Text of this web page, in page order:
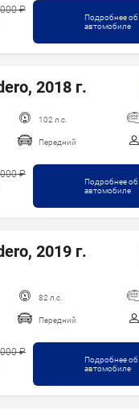
₽
Подробнее об
автомобиле
2018 г.
102 л.с.
Передний
₽
Подробнее об
автомобиле
2019 г.
82 л.с.
Передний
₽
Подробнее об
автомобиле